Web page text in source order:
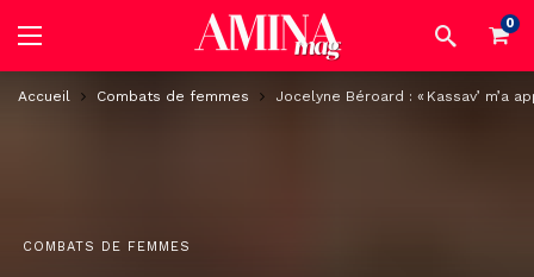
0
Accueil Combats de femmes Jocelyne Béroard : « Kassav’ m’a
COMBATS DE FEMMES